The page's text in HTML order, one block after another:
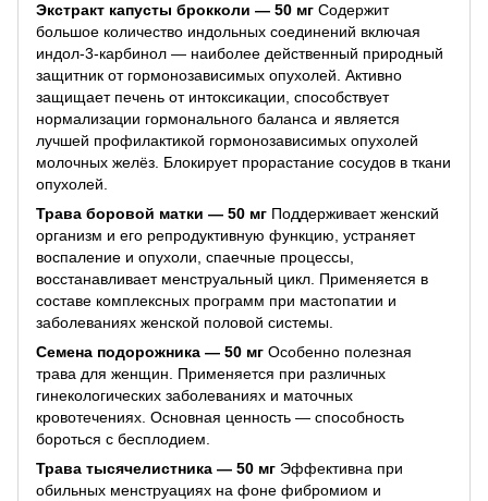
Экстракт капусты брокколи — 50 мг Содержит
большое количество индольных соединений включая
индол-3-карбинол — наиболее действенный природный
защитник от гормонозависимых опухолей. Активно
защищает печень от интоксикации, способствует
нормализации гормонального баланса и является
лучшей профилактикой гормонозависимых опухолей
молочных желёз. Блокирует прорастание сосудов в ткани
опухолей.
Трава боровой матки — 50 мг Поддерживает женский
организм и его репродуктивную функцию, устраняет
воспаление и опухоли, спаечные процессы,
восстанавливает менструальный цикл. Применяется в
составе комплексных программ при мастопатии и
заболеваниях женской половой системы.
Семена подорожника — 50 мг Особенно полезная
трава для женщин. Применяется при различных
гинекологических заболеваниях и маточных
кровотечениях. Основная ценность — способность
бороться с бесплодием.
Трава тысячелистника — 50 мг Эффективна при
обильных менструациях на фоне фибромиом и